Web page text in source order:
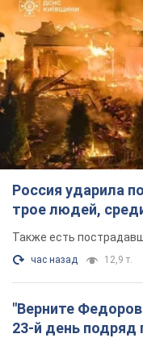
Россия ударила
трое людей,
Также есть
час назад 12,9 т.
"Верните
23-й день подряд